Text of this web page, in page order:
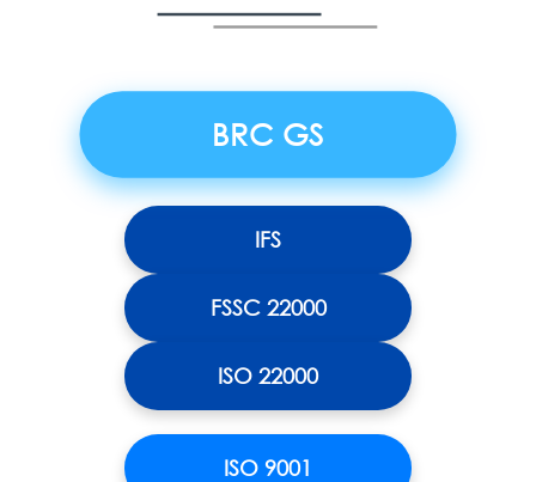
BRC GS
IFS
FSSC 22000
ISO 22000
ISO 9001